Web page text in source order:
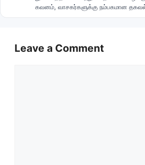
கவனம், வாசகர்களுக்கு நம்பகமான
Leave a Comment